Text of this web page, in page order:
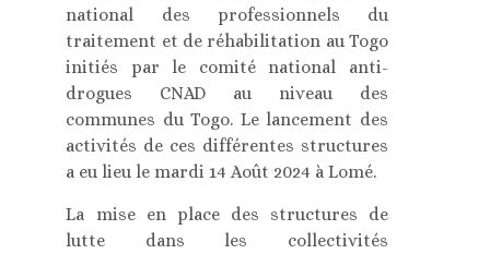
national des professionnels du
traitement et de réhabilitation au Togo
initiés par le comité national anti-
drogues CNAD au niveau des
communes du Togo. Le lancement des
activités de ces différentes structures
a eu lieu le mardi 14 Août 2024 à Lomé.
La mise en place des structures de
lutte dans les collectivités